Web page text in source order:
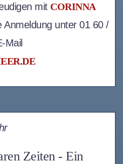
mit CORINNA
Anmeldung unter 01 60 /
Mail
Zeiten - Ein